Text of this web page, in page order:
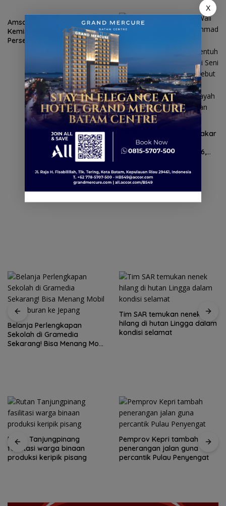
Amsakar Achmad: Angka
Kemiskinan Batam Turun 1,04
Persen, Sinergi Data Jadi
Kunci Penanggulangan
Puisi “Uwak” Karya Amsakar
Achmad Menggetarkan
Kenduri Seni Melayu 2026,
Belanja Perlengkapan
Sekolah di Gramedia
Sekarang! Bisa Menang Mobil
Tim SAR temukan nenek
hilang di hutan Lingga dalam
kondisi selamat
Rutan Tanjungpinang
fasilitasi warga binaan
produksi keripik pisang
Pemprov Kepri tambah
penerangan jalan guna
percantik Pulau Penyengat
X